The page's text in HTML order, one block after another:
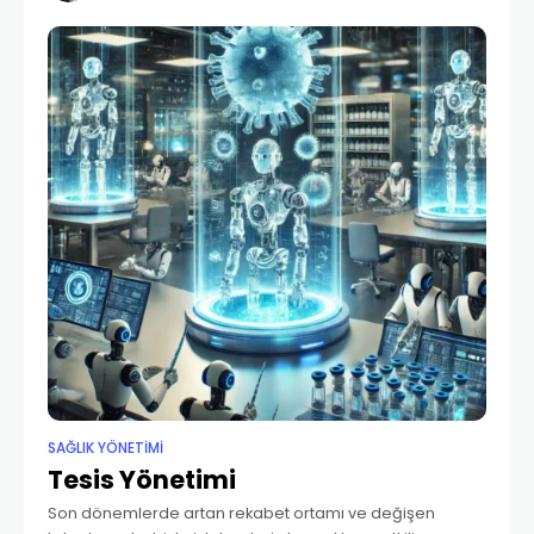
düzeylerde bile öldüklerinden “erken uyarı aracı” olarak
SAĞLIK YÖNETİMİ
Tesis Yönetimi
Son dönemlerde artan rekabet ortamı ve değişen